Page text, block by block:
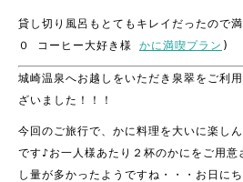
貸し切り風呂もとてもキレイだったので
０ コーヒー大好き様 かに満喫プラン )
城崎温泉へお越しをいただき泉翠をご利
ざいました！！！
今回のご旅行で、かに料理を大いに楽し
です♪お一人様あたり２杯のかにをご用意
し量が多かったようですね・・・お日に